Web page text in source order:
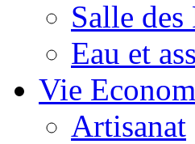
Salle des
Eau et
Vie
Artisanat